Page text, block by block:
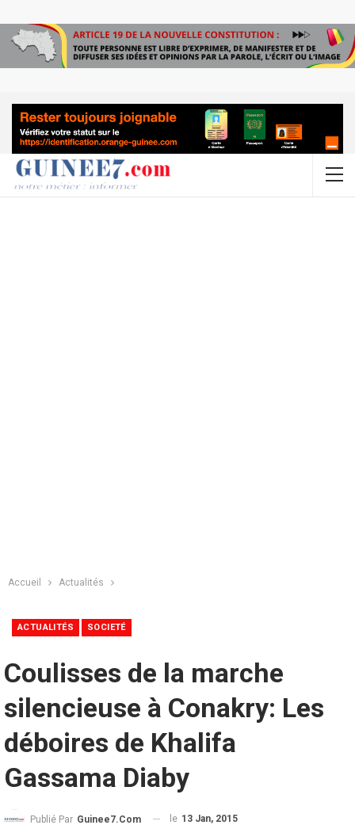
Accueil Actualités
ACTUALITÉS SOCIETÉ
Coulisses de la marche
silencieuse à Conakry: Les
déboires de Khalifa
Gassama Diaby
Publié Par Guinee7.com le 13 Jan, 2015